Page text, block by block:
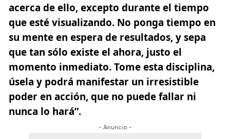
acerca de ello, excepto durante el tiempo
que esté visualizando. No ponga tiempo en
su mente en espera de resultados, y sepa
que tan sólo existe el ahora, justo el
momento inmediato. Tome esta disciplina,
úsela y podrá manifestar un irresistible
poder en acción, que no puede fallar ni
nunca lo hará”.
- Anuncio -